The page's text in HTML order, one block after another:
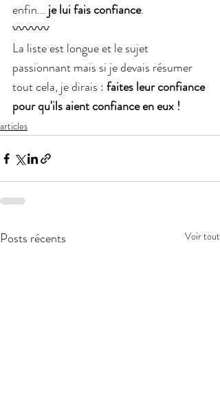
enfin... je lui fais confiance.
〰〰〰
La liste est longue et le sujet
passionnant mais si je devais résumer
tout cela, je dirais : faites leur confiance
pour qu'ils aient confiance en eux !
articles
Posts récents Voir tout